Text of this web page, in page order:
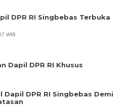
DPR RI Singbebas Terbuka
WIB
Dapil DPR RI Khusus
Dapil DPR RI Singbebas Demi